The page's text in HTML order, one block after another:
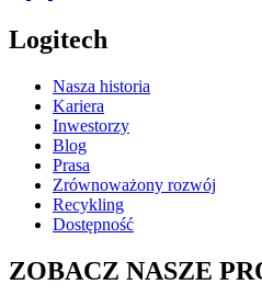
Logitech
Nasza historia
Kariera
Inwestorzy
Blog
Prasa
Zrównoważony rozwój
Recykling
Dostępność
ZOBACZ NASZE